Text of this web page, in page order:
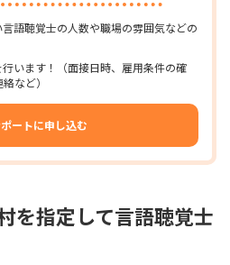
語聴覚士の人数や職場の雰囲気などの
います！（面接日時、雇用条件の確
など）
ートに申し込む
を指定して言語聴覚士